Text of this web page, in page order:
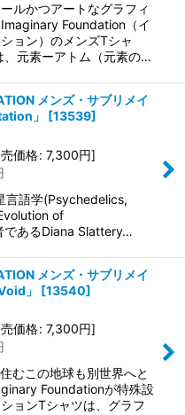
ルかつアートなグラフィ
Foundation（イ
ョン）のメンズTシャ
、元素ーアトム（元素の…
メンズ・サブリメイ
」
[13539]
価格: 7,300円]
言語学(Psychedelics,
of
であるDiana Slattery…
メンズ・サブリメイ
」
[13540]
価格: 7,300円]
むこの地球も別世界へと
Foundationが特殊設
ョンTシャツは、グラフ